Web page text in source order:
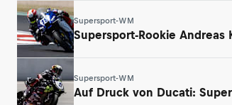
Supersport-WM
Supersport-Rookie
Supersport-WM
Auf Druck von Ducati: